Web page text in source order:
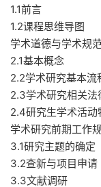
1.1前言
1.2课程思维导图
学术道德与学术规
2.1基本概念
2.2学术研究基本流
2.3学术研究相关法
2.4研究生学术活动
学术研究前期工作
3.1研究主题的确定
3.2查新与项目申请
3.3文献调研